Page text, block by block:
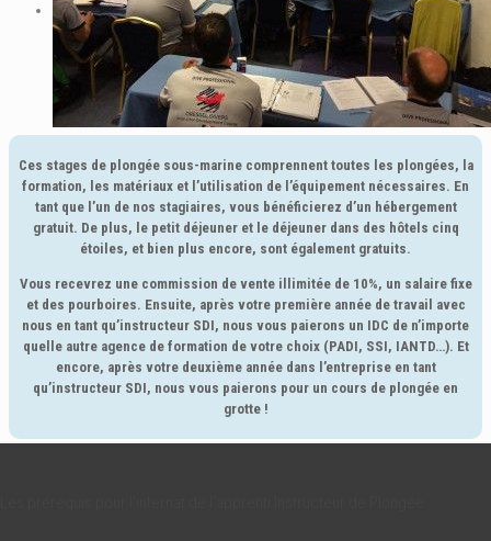
Next
Ces stages de plongée sous-marine comprennent toutes les plongées, la
formation, les matériaux et l’utilisation de l’équipement nécessaires. En
tant que l’un de nos stagiaires, vous bénéficierez d’un hébergement
gratuit. De plus, le petit déjeuner et le déjeuner dans des hôtels cinq
étoiles, et bien plus encore, sont également gratuits.
Vous recevrez une commission de vente illimitée de 10%, un salaire fixe
et des pourboires. Ensuite, après votre première année de travail avec
nous en tant qu’instructeur SDI, nous vous paierons un IDC de n’importe
quelle autre agence de formation de votre choix (PADI, SSI, IANTD…). Et
encore, après votre deuxième année dans l’entreprise en tant
qu’instructeur SDI, nous vous paierons pour un cours de plongée en
grotte !